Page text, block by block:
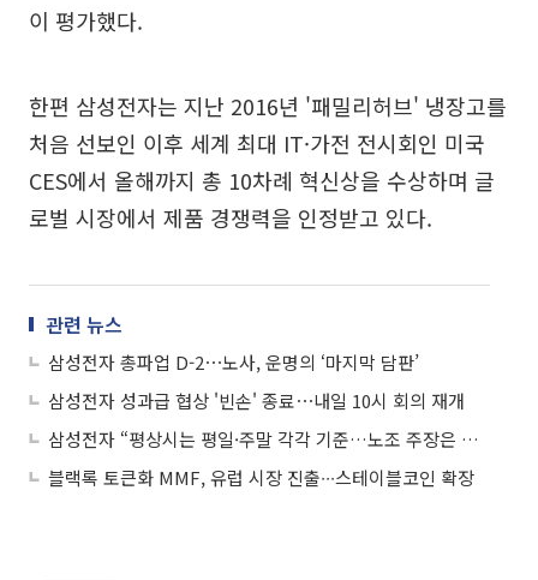
이 평가했다.
한편 삼성전자는 지난 2016년 '패밀리허브' 냉장고를
처음 선보인 이후 세계 최대 IT·가전 전시회인 미국
CES에서 올해까지 총 10차례 혁신상을 수상하며 글
로벌 시장에서 제품 경쟁력을 인정받고 있다.
관련 뉴스
삼성전자 총파업 D-2⋯노사, 운명의 ‘마지막 담판’
삼성전자 성과급 협상 '빈손' 종료⋯내일 10시 회의 재개
삼성전자 “평상시는 평일·주말 각각 기준…노조 주장은 법원 결정 호도”
블랙록 토큰화 MMF, 유럽 시장 진출∙∙∙스테이블코인 확장